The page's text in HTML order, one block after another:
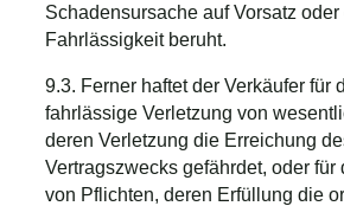
Schadensursache auf Vorsatz oder
Fahrlässigkeit beruht.
9.3. Ferner haftet der Verkäufer für
fahrlässige Verletzung von
deren Verletzung die Erreichung
Vertragszwecks gefährdet, oder für
von Pflichten, deren Erfüllung die